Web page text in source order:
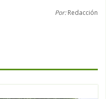
Por:Redacción